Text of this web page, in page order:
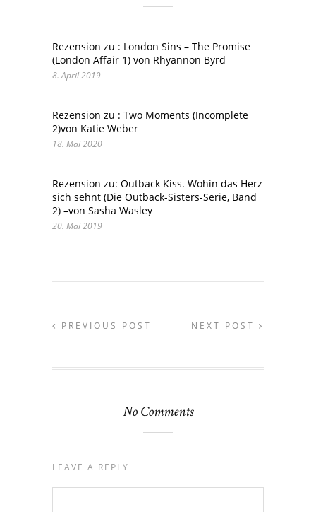
Rezension zu : London Sins – The Promise
(London Affair 1) von Rhyannon Byrd
8. April 2019
Rezension zu : Two Moments (Incomplete
2)von Katie Weber
18. Mai 2020
Rezension zu: Outback Kiss. Wohin das Herz
sich sehnt (Die Outback-Sisters-Serie, Band
2) –von Sasha Wasley
20. Mai 2019
PREVIOUS POST NEXT POST
No Comments
LEAVE A REPLY